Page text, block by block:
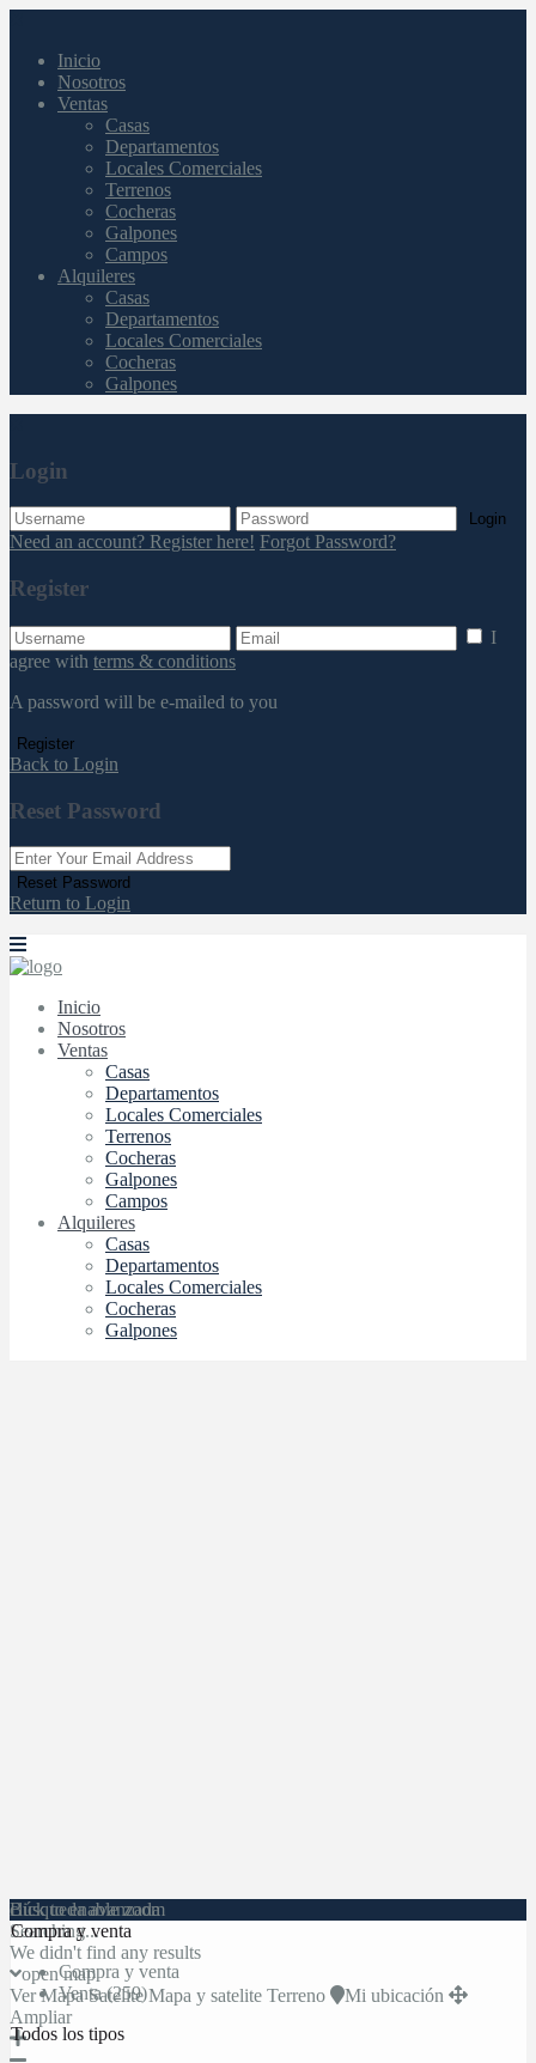
Inicio
Nosotros
Ventas
Casas
Departamentos
Locales Comerciales
Terrenos
Cocheras
Galpones
Campos
Alquileres
Casas
Departamentos
Locales Comerciales
Cocheras
Galpones
Login
Login
Need an account? Register here! Forgot Password?
Register
I
agree with terms & conditions
A password will be e-mailed to you
Register
Back to Login
Reset Password
Reset Password
Return to Login
Inicio
Nosotros
Ventas
Casas
Departamentos
Locales Comerciales
Terrenos
Cocheras
Galpones
Campos
Alquileres
Casas
Departamentos
Locales Comerciales
Cocheras
Galpones
click to enable zoom
Searching...
We didn't find any results
open map
Ver Mapa Satelite Mapa y satelite Terreno
Mi ubicación
Ampliar
Búsqueda avanzada
Compra y venta
Compra y venta
Venta (259)
Todos los tipos